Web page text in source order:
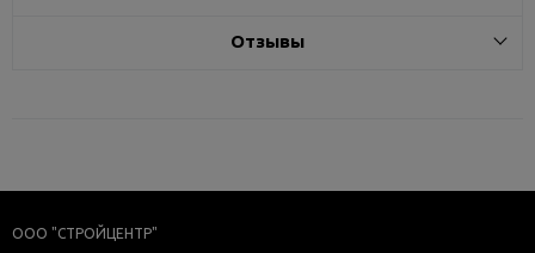
Отзывы
ООО "СТРОЙЦЕНТР"